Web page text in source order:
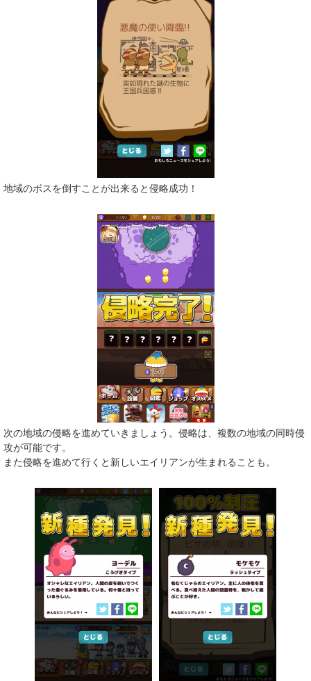
地域のボスを倒すことが出来ると侵略成功！
次の地域の侵略を進めていきましょう。侵略は、複数の地域の同時侵
攻が可能です。
また侵略を進めて行くと新しいエイリアンが生まれることも。